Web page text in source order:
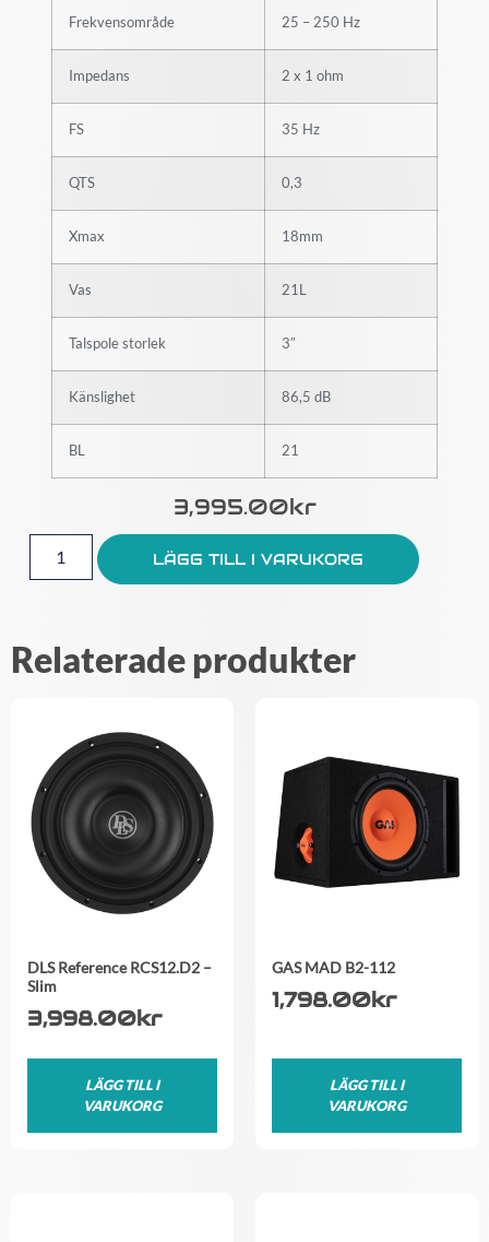
Frekvensområde 25 – 250 Hz
Impedans 2 x 1 ohm
FS 35 Hz
QTS 0,3
Xmax 18mm
Vas 21L
Talspole storlek 3″
Känslighet 86,5 dB
BL 21
3,995.00Kr
LÄGG TILL I VARUKORG
Relaterade produkter
DLS Reference RCS12.D2 –
Slim
3,998.00kr
LÄGG TILL I
VARUKORG
GAS MAD B2-112
1,798.00kr
LÄGG TILL I
VARUKORG